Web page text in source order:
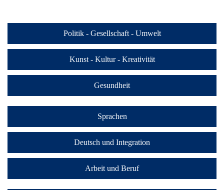
Politik - Gesellschaft - Umwelt
Kunst - Kultur - Kreativität
Gesundheit
Sprachen
Deutsch und Integration
Arbeit und Beruf